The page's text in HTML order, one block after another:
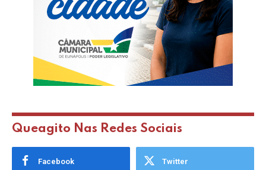
Queagito Nas Redes Sociais
Facebook Twitter